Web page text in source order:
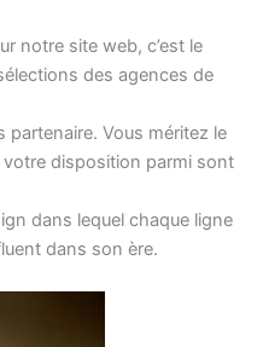
notre site web, c’est le
des agences de
Vous méritez le
votre disposition parmi sont
dans lequel chaque ligne
dans son ère.